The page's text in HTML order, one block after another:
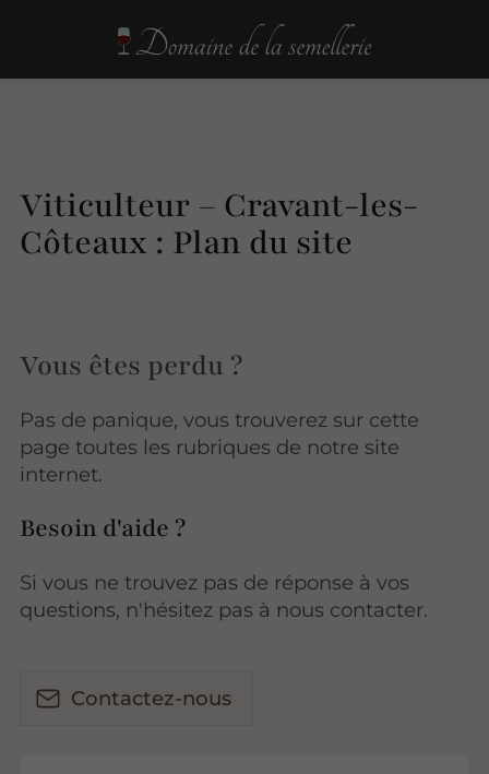
Viticulteur – Cravant-les-
Côteaux : Plan du site
Vous êtes perdu ?
Pas de panique, vous trouverez sur cette
page toutes les rubriques de notre site
internet.​​
Besoin d'aide ?
Si vous ne trouvez pas de réponse à vos
questions, n'hésitez pas à nous contacter.
Contactez-nous